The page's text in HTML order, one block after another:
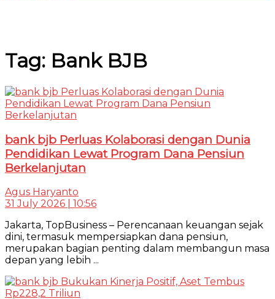
Tag: Bank BJB
bank bjb Perluas Kolaborasi dengan Dunia
Pendidikan Lewat Program Dana Pensiun
Berkelanjutan
Agus Haryanto
31 July 2026 | 10:56
Jakarta, TopBusiness – Perencanaan keuangan sejak
dini, termasuk mempersiapkan dana pensiun,
merupakan bagian penting dalam membangun masa
depan yang lebih ...